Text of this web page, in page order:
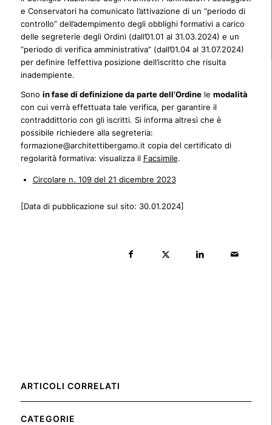
e Conservatori ha comunicato l’attivazione di un “periodo di
controllo” dell’adempimento degli obblighi formativi a carico
delle segreterie degli Ordini (dall’01.01 al 31.03.2024) e un
“periodo di verifica amministrativa” (dall’01.04 al 31.07.2024)
per definire l’effettiva posizione dell’iscritto che risulta
inadempiente.
Sono in fase di definizione da parte dell’Ordinele modalità
con cui verrà effettuata tale verifica, per garantire il
contraddittorio con gli iscritti. Si informa altresì che è
possibile richiedere alla segreteria:
formazione@architettibergamo.it copia del certificato di
regolarità formativa: visualizza il Facsimile.
Circolare n. 109 del 21 dicembre 2023
[Data di pubblicazione sul sito: 30.01.2024]
ARTICOLI CORRELATI
CATEGORIE